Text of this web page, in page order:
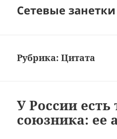
Сетевые занетки
Рубрика:Цитата
У России есть
союзника: ее